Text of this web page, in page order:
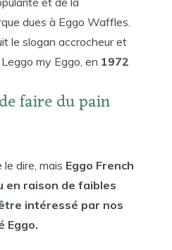
dues à Eggo Waffles.
le slogan accrocheur et
my Eggo, en 1972
faire du pain
dire, mais Eggo French
en raison de faibles
intéressé par nos
Eggo.